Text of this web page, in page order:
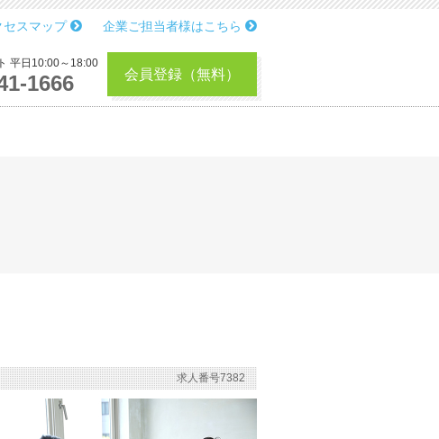
セスマップ 企業ご担当者様はこちら
平日10:00～18:00
1666 会員登録（無料）
求人番号7382